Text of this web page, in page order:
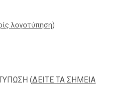
λογοτύπηση)
(ΔΕΙΤΕ ΤΑ ΣΗΜΕΙΑ